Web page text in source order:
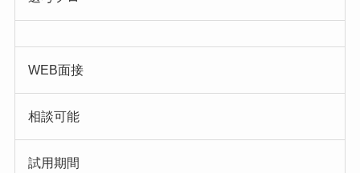
WEB面接
相談可能
試用期間